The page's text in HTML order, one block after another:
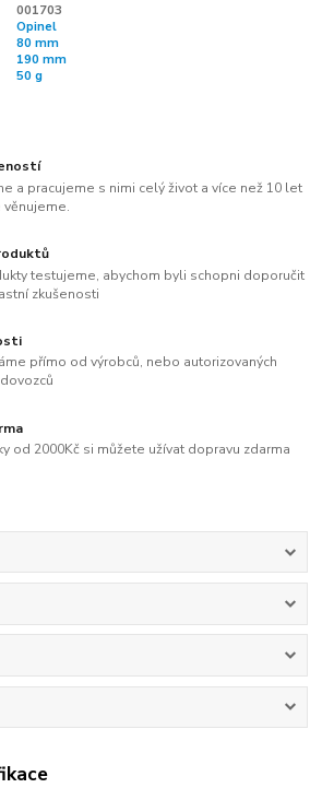
001703
Opinel
80 mm
190 mm
50 g
a pracujeme s nimi celý život a více než 10 let
věnujeme.
testujeme, abychom byli schopni doporučit
zkušenosti
přímo od výrobců, nebo autorizovaných
od 2000Kč si můžete užívat dopravu zdarma